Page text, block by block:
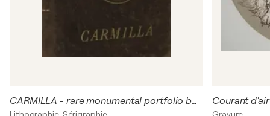
CARMILLA - rare monumental portfolio book - Courant d'air